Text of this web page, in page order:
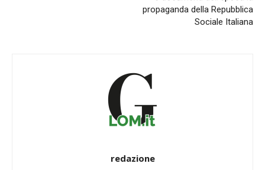
propaganda della Repubblica
Sociale Italiana
redazione